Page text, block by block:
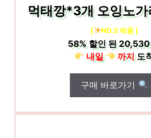
먹태깡*3개 오잉노
[ NO.3 제품 ]
58% 할인 된20,530
내일
까지도
구매 바로가기